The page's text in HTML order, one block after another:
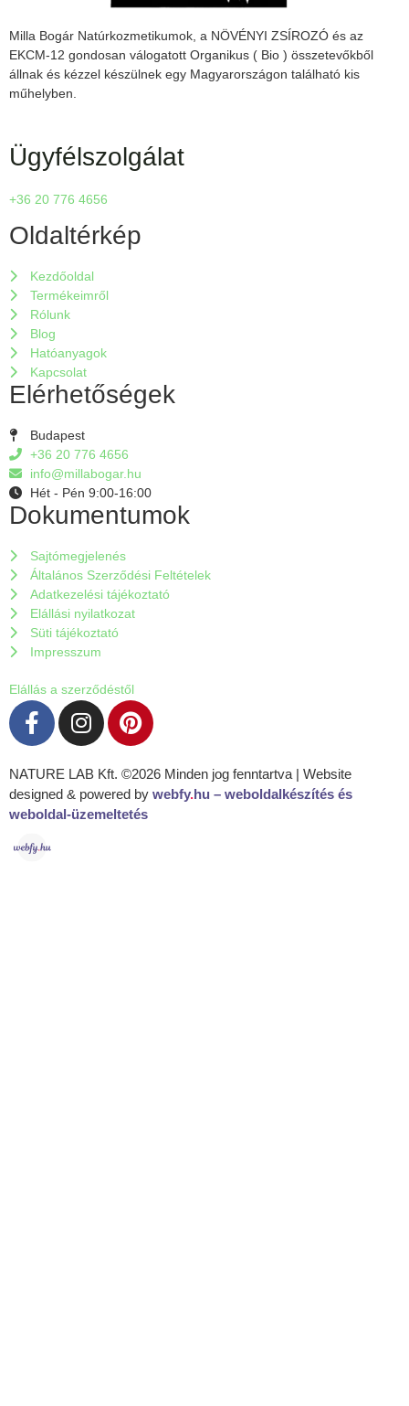
Milla Bogár Natúrkozmetikumok, a NÖVÉNYI ZSÍROZÓ és az
EKCM-12 gondosan válogatott Organikus ( Bio ) összetevőkből
állnak és kézzel készülnek egy Magyarországon található kis
műhelyben.
Ügyfélszolgálat
+36 20 776 4656
Oldaltérkép
Kezdőoldal
Termékeimről
Rólunk
Blog
Hatóanyagok
Kapcsolat
Elérhetőségek
Budapest
+36 20 776 4656
info@millabogar.hu
Hét - Pén 9:00-16:00
Dokumentumok
Sajtómegjelenés
Általános Szerződési Feltételek
Adatkezelési tájékoztató
Elállási nyilatkozat
Süti tájékoztató
Impresszum
Elállás a szerződéstől
NATURE LAB Kft. ©2026 Minden jog fenntartva | Website
designed & powered by webfy.hu – weboldalkészítés és
weboldal-üzemeltetés